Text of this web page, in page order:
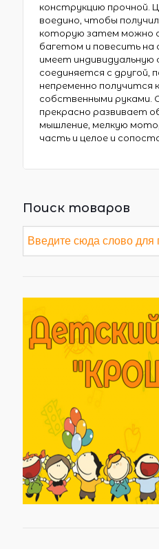
конструкцию прочной.
воедино, чтобы
которую затем можно
багетом и повесить
имеет индивидуальную
соединяется с другой,
непременно получится
собственными руками.
прекрасно развивает
мышление, мелкую
часть и целое и
Поиск товаров